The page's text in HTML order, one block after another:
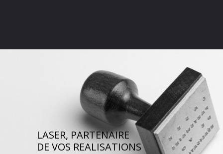
LASER, PARTENAIRE
DE VOS REALISATIONS